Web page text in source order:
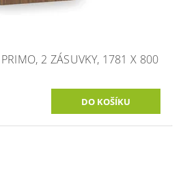
2 ZÁSUVKY, 1781 X 800